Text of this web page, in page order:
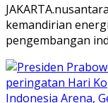
kemandirian
pengembangan